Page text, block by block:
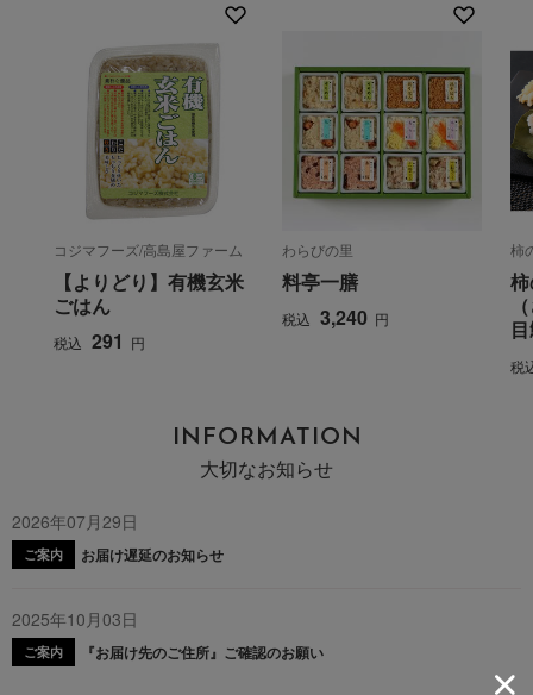
コジマフーズ/高島屋ファーム
【よりどり】有機玄米
ごはん
税込 291 円
わらびの里
料亭一膳
税込 3,240 円
柿
税
INFORMATION
大切なお知らせ
2026年07月29日
ご案内 お届け遅延のお知らせ
2025年10月03日
ご案内 『お届け先のご住所』ご確認のお願い